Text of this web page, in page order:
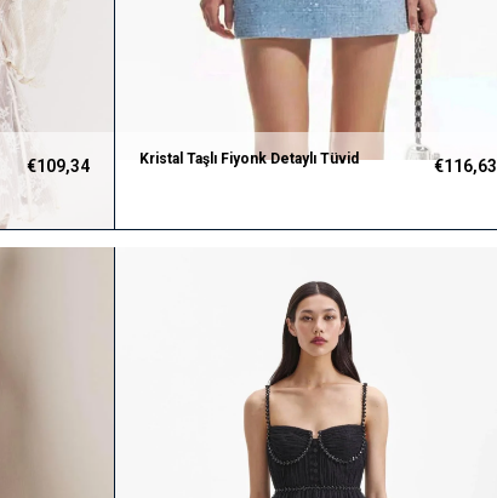
€109,34
Kristal Taşlı Fiyonk Detaylı Tüvid
€116,63